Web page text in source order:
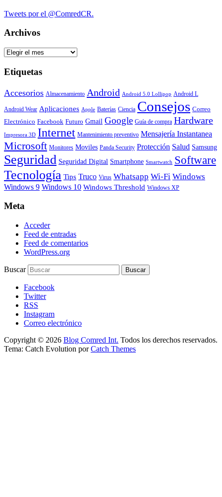
Tweets por el @ComredCR.
Archivos
Archivos
Etiquetas
Accesorios Almacenamiento Android Android 5.0 Lollipop Android L
Android Wear Aplicaciones Apple Baterías Ciencia Consejos Correo
Electrónico Facebook Futuro Gmail Google Guía de compra Hardware
Impresora 3D Internet Mantenimiento preventivo Mensajería Instantanea
Microsoft Monitores Moviles Panda Security Protección Salud Samsung
Seguridad Seguridad Digital Smartphone Smartwatch Software
Tecnología Tips Truco Virus Whatsapp Wi-Fi Windows
Windows 9 Windows 10 Windows Threshold Windows XP
Meta
Acceder
Feed de entradas
Feed de comentarios
WordPress.org
Buscar
Facebook
Twitter
RSS
Instagram
Correo electrónico
Copyright © 2026 Blog Comred Int. Todos los derechos reservados.
Tema: Catch Evolution porCatch Themes